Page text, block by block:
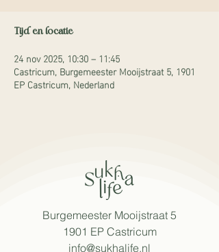
Tijd en locatie
24 nov 2025, 10:30 – 11:45
Castricum, Burgemeester Mooijstraat 5, 1901
EP Castricum, Nederland
Burgemeester Mooijstraat 5
1901 EP Castricum​
info@sukhalife.nl